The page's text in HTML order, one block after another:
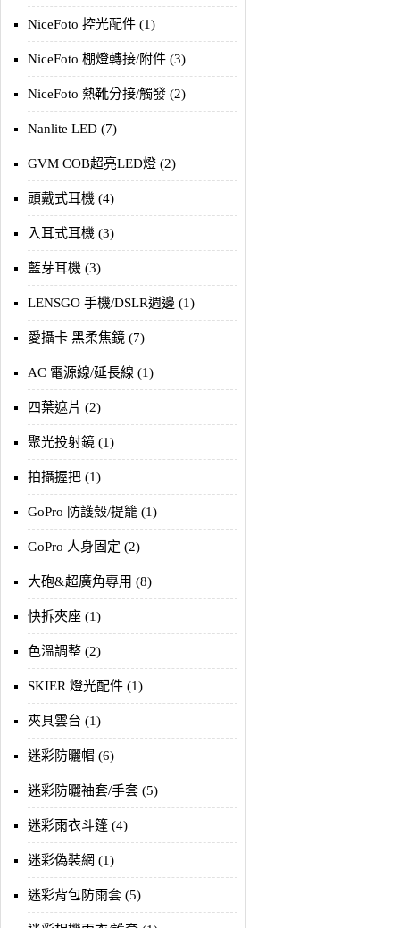
NiceFoto 控光配件 (1)
NiceFoto 棚燈轉接/附件 (3)
NiceFoto 熱靴分接/觸發 (2)
Nanlite LED (7)
GVM COB超亮LED燈 (2)
頭戴式耳機 (4)
入耳式耳機 (3)
藍芽耳機 (3)
LENSGO 手機/DSLR週邊 (1)
愛攝卡 黑柔焦鏡 (7)
AC 電源線/延長線 (1)
四葉遮片 (2)
聚光投射鏡 (1)
拍攝握把 (1)
GoPro 防護殼/提籠 (1)
GoPro 人身固定 (2)
大砲&超廣角專用 (8)
快拆夾座 (1)
色溫調整 (2)
SKIER 燈光配件 (1)
夾具雲台 (1)
迷彩防曬帽 (6)
迷彩防曬袖套/手套 (5)
迷彩雨衣斗篷 (4)
迷彩偽裝網 (1)
迷彩背包防雨套 (5)